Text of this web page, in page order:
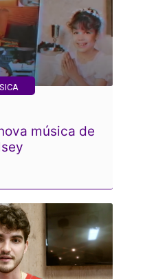
música de